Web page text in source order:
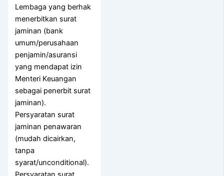
Lembaga yang berhak
menerbitkan surat
jaminan (bank
umum/perusahaan
penjamin/asuransi
yang mendapat izin
Menteri Keuangan
sebagai penerbit surat
jaminan).
Persyaratan surat
jaminan penawaran
(mudah dicairkan,
tanpa
syarat/unconditional).